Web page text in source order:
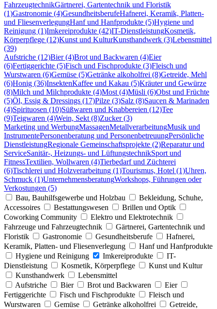
FahrzeugtechnikGärtnerei, Gartentechnik und Floristik
(1)Gastronomie (4)GesundheitsberufeHafnerei, Keramik, Platten-
und FliesenverlegungHanf und Hanfprodukte (5)Hygiene und
Reinigung (1)Imkereiprodukte (42)IT-DienstleistungKosmetik,
Körperpflege (12)Kunst und KulturKunsthandwerk (3)Lebensmittel
(39)
Aufstriche (12)Bier (4)Brot und Backwaren (4)Eier
(6)Fertiggerichte (5)Fisch und Fischprodukte (3)Fleisch und
Wurstwaren (6)Gemüse (5)Getränke alkoholfrei (8)Getreide, Mehl
(6)Honig (36)InsektenKaffee und Kakau (5)Kräuter und Gewürze
(8)Milch und Milchprodukte (4)Most (4)Müsli (6)Obst und Früchte
(5)Öl, Essig & Dressings (17)Pilze (3)Salz (8)Saucen & Marinaden
(4)Spirituosen (10)Süßwaren und Knabbereien (12)Tee
(9)Teigwaren (4)Wein, Sekt (8)Zucker (3)
Marketing und WerbungMassagenMetallverarbeitungMusik und
InstrumentePersonenberatung und PersonenbetreuungPersönliche
DienstleistungRegionale Gemeinschaftsprojekte (2)Reparatur und
ServiceSanitär-, Heizungs- und LüftungstechnikSport und
FitnessTextilien, Wollwaren (4)Tierbedarf und Züchterei
(6)Tischlerei und Holzverarbeitung (1)Tourismus, Hotel (1)Uhren,
Schmuck (1)UnternehmensberatungWorkshops, Führungen oder
Verkostungen (5)
Bau, Bauhilfsgewerbe und Holzbau
Bekleidung, Schuhe,
Accessoires
Bestattungswesen
Brillen und Optik
Coworking Community
Elektro und Elektrotechnik
Fahrzeuge und Fahrzeugtechnik
Gärtnerei, Gartentechnik und
Floristik
Gastronomie Gesundheitsberufe
Hafnerei,
Keramik, Platten- und Fliesenverlegung
Hanf und Hanfprodukte
Hygiene und Reinigung
Imkereiprodukte
IT-
Dienstleistung
Kosmetik, Körperpflege
Kunst und Kultur
Kunsthandwerk
Lebensmittel
Aufstriche
Bier Brot und Backwaren
Eier
Fertiggerichte
Fisch und Fischprodukte
Fleisch und
Wurstwaren
Gemüse Getränke alkoholfrei
Getreide,